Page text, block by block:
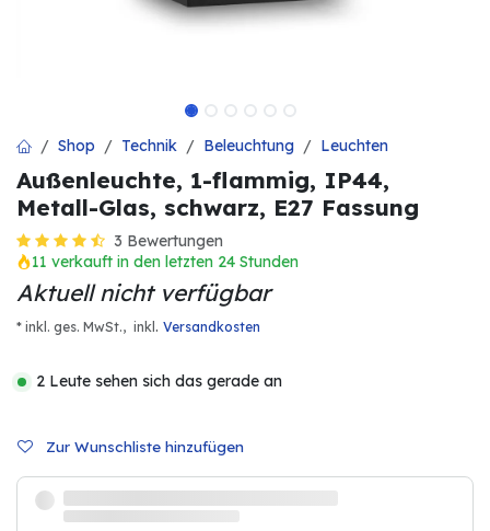
Shop Technik Beleuchtung Leuchten
Außenleuchte, 1-flammig, IP44,
Metall-Glas, schwarz, E27 Fassung
3 Bewertungen
11 verkauft in den letzten 24 Stunden
Aktuell nicht verfügbar
* inkl. ges. MwSt., inkl . Versandkosten
2 Leute sehen sich das gerade an
Zur Wunschliste hinzufügen